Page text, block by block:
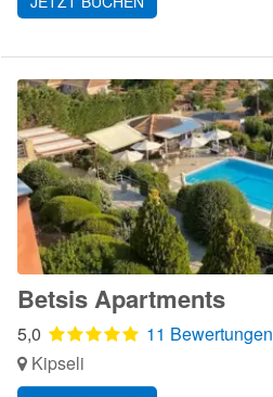
Betsis Apartments
5,0
11 Bewertungen
Kipseli